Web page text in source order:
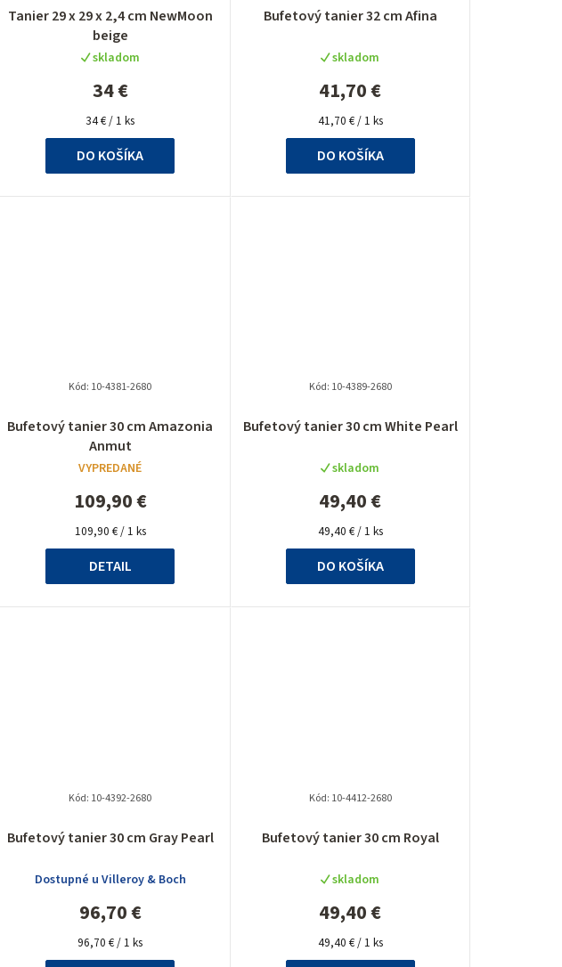
Tanier 29 x 29 x 2,4 cm NewMoon
beige
skladom
34 €
Jednotková
cena:
34 € / 1 ks
DO KOŠÍKA
Bufetový tanier 32 cm Afina
hodnotenie
je
5,0
z
5
hviezdičiek.
skladom
41,70 €
Jednotková
cena:
41,70 € / 1 ks
DO KOŠÍKA
Bufetový tanier 30 cm Amazonia
Anmut
VYPREDANÉ
109,90 €
Jednotková
cena:
109,90 € / 1 ks
DETAIL
Kód: 10-4381-2680
Bufetový tanier 30 cm White Pearl
skladom
49,40 €
Jednotková
cena:
49,40 € / 1 ks
DO KOŠÍKA
Kód: 10-4389-2680
Bufetový tanier 30 cm Gray Pearl
Dostupné u Villeroy & Boch
96,70 €
Jednotková
cena:
96,70 € / 1 ks
Kód: 10-4392-2680
Bufetový tanier 30 cm Royal
skladom
49,40 €
Jednotková
cena:
49,40 € / 1 ks
Kód: 10-4412-2680